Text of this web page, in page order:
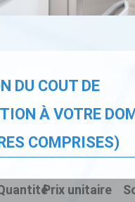
DU COUT DE
À VOTRE
COMPRISES)
Prix unitaire